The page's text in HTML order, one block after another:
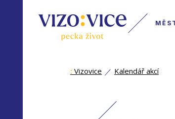
: Vizovice Kalendář akcí